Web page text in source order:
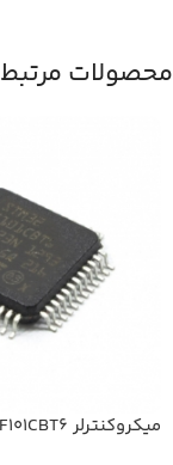
محصولات مرتبط
میکروکنترلر STM32F101CBT6